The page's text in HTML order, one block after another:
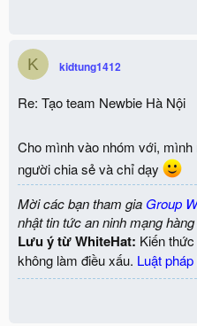
K kidtung1412
Re: Tạo team Newbie Hà Nội
Cho mình vào nhóm với,
người chia sẻ và chỉ dạy
Mời các bạn tham gia Group
nhật tin tức an ninh mạng hàng
Lưu ý từ WhiteHat: Kiến
không làm điều xấu. Luật